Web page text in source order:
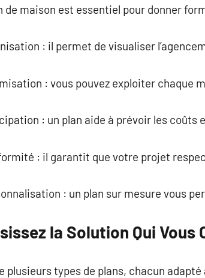
de maison est essentiel pour donner
: il permet de visualiser
: vous pouvez exploiter chaque
: un plan aide à prévoir les
: il garantit que votre projet
: un plan sur mesure vous
la Solution Qui Vous
plusieurs types de plans, chacun